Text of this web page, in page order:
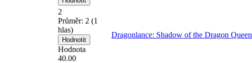
2
Průměr: 2 (1
hlas)
Hodnota
40.00
Dragonlance: Shadow of the Dragon Queen